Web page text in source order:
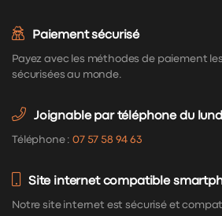
Paiement sécurisé
Payez avec les méthodes de paiement
sécurisées au monde.
Joignable par téléphone du
Téléphone :07 57 58 94 63
Site internet compatible
Notre site internet est sécurisé et